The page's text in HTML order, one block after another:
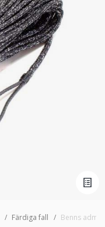
Färdiga fall Benns